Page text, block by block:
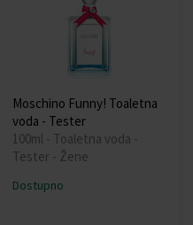
Moschino Funny! Toaletna
voda - Tester
100ml - Toaletna voda -
Tester - Žene
Dostupno